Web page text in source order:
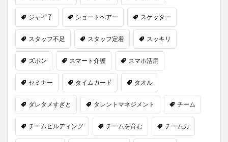
ジャイ子 ショートヘアー スケッター
スタッフ不足 スタッフ定着 スッキリ
ズボン スマート介護 スマホ活用
セミナー タイムカード タオル
ダレタメすぎと タレントマネジメント チーム
チームビルディング チームを育む チーム力